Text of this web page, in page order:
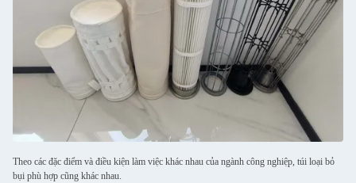
Theo các đặc điểm và điều kiện làm việc khác nhau của ngành công nghiệp, túi loại bỏ
bụi phù hợp cũng khác nhau.